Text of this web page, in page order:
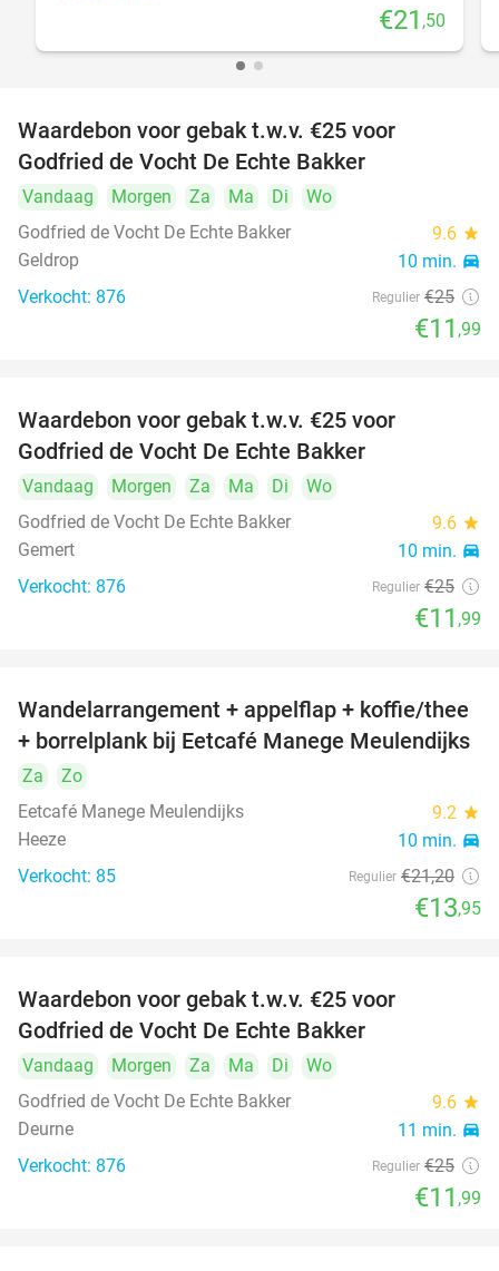
€21 ,50
Waardebon voor gebak t.w.v. €25 voor
Godfried de Vocht De Echte Bakker
Vandaag Morgen Za Ma Di
Wo
Godfried de Vocht De Echte Bakker
9.6 star
Geldrop 10 min. directions_car
Verkocht: 876 Regulier €25
€11 ,99
Waardebon voor gebak t.w.v. €25 voor
Godfried de Vocht De Echte Bakker
Vandaag Morgen Za Ma Di
Wo
Godfried de Vocht De Echte Bakker
9.6 star
Gemert 10 min. directions_car
Verkocht: 876 Regulier €25
€11 ,99
34%
Wandelarrangement + appelflap + koffie/thee
+ borrelplank bij Eetcafé Manege Meulendijks
Za
Zo
Eetcafé Manege Meulendijks
9.2 star
Heeze 10 min. directions_car
Verkocht: 85 Regulier €21,20
€13,95
Waardebon voor gebak t.w.v. €25 voor
Godfried de Vocht De Echte Bakker
Vandaag Morgen Za Ma Di
Wo
Godfried de Vocht De Echte Bakker
9.6 star
Deurne 11 min. directions_car
Verkocht: 876 Regulier €25
€11 ,99